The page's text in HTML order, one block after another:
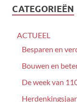
CATEGORIEËN
ACTUEEL
Besparen en
Bouwen en
De week van